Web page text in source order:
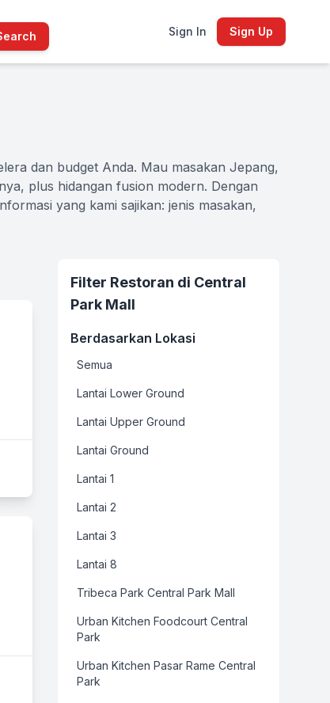
Sign In Sign Up
dan budget Anda. Mau masakan Jepang,
plus hidangan fusion modern. Dengan
yang kami sajikan: jenis masakan,
Filter Restoran di Central
Park Mall
Berdasarkan Lokasi
Semua
Lantai Lower Ground
Lantai Upper Ground
Lantai Ground
Lantai 1
Lantai 2
Lantai 3
Lantai 8
Tribeca Park Central Park Mall
Urban Kitchen Foodcourt Central
Park
Urban Kitchen Pasar Rame Central
Park